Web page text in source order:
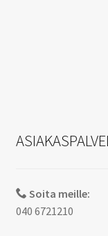
Soita meille:
040 6721210